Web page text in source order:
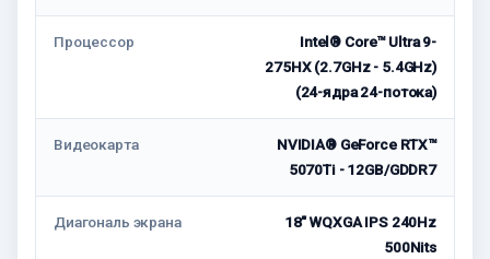
Процессор
Intel® Core™ Ultra 9-
275HX (2.7GHz - 5.4GHz)
(24-ядра 24-потока)
Видеокарта
NVIDIA® GeForce RTX™
5070Ti - 12GB/GDDR7
Диагональ экрана
18" WQXGA IPS 240Hz
500Nits